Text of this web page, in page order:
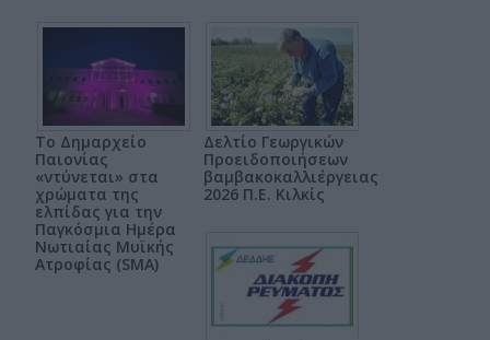
Το Δημαρχείο
Παιονίας
«ντύνεται» στα
χρώματα της
ελπίδας για την
Παγκόσμια Ημέρα
Νωτιαίας Μυϊκής
Ατροφίας (SMA)
Δελτίο Γεωργικών
Προειδοποιήσεων
βαμβακοκαλλιέργειας
2026 Π.Ε. Κιλκίς